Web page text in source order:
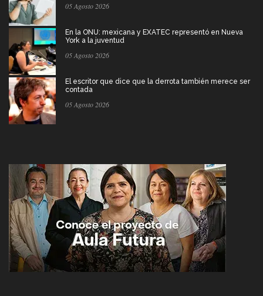
05 Agosto 2026
En la ONU: mexicana y EXATEC representó en Nueva
York a la juventud
05 Agosto 2026
El escritor que dice que la derrota también merece ser
contada
05 Agosto 2026